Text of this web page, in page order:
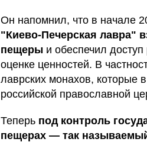
Он напомнил, что в начале
"Киево-Печерская лавра"
пещеры и обеспечил
оценке ценностей. В
лаврских монахов, которые
российской православной
Теперь под контроль
пещерах — так